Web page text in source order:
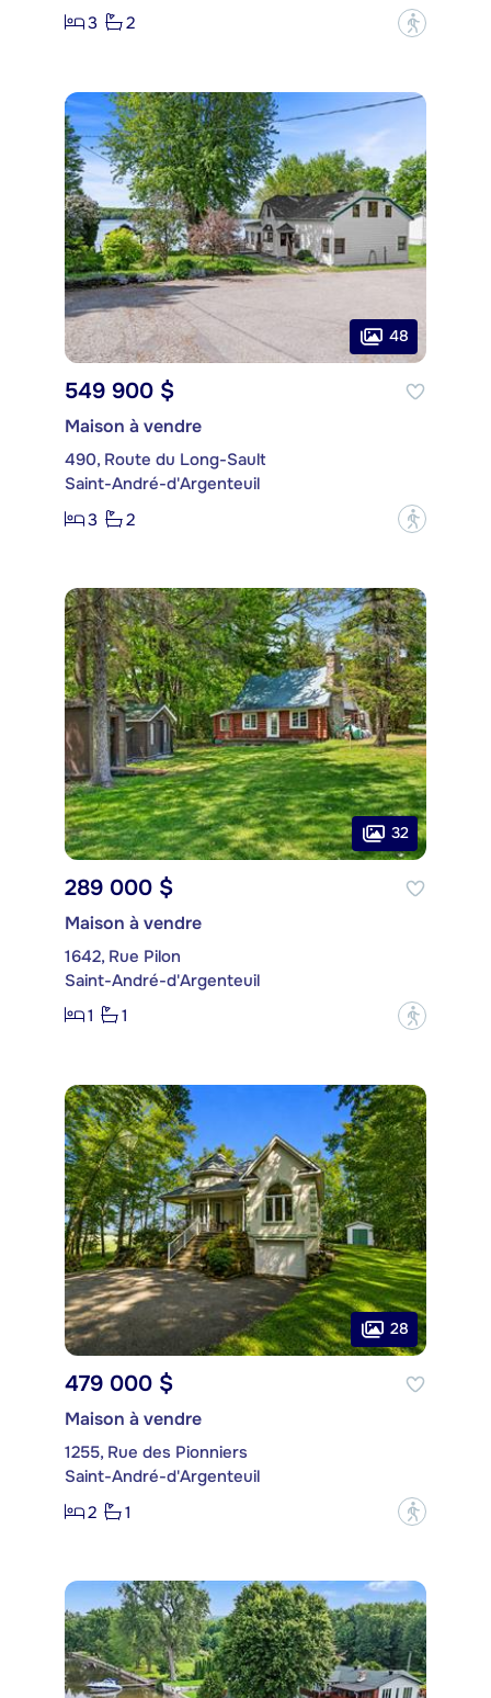
3
2 ?
48
549 900 $
Maison à vendre
490, Route du Long-Sault
Saint-André-d'Argenteuil
3
2 ?
32
289 000 $
Maison à vendre
1642, Rue Pilon
Saint-André-d'Argenteuil
1
1 ?
28
479 000 $
Maison à vendre
1255, Rue des Pionniers
Saint-André-d'Argenteuil
2
1 ?